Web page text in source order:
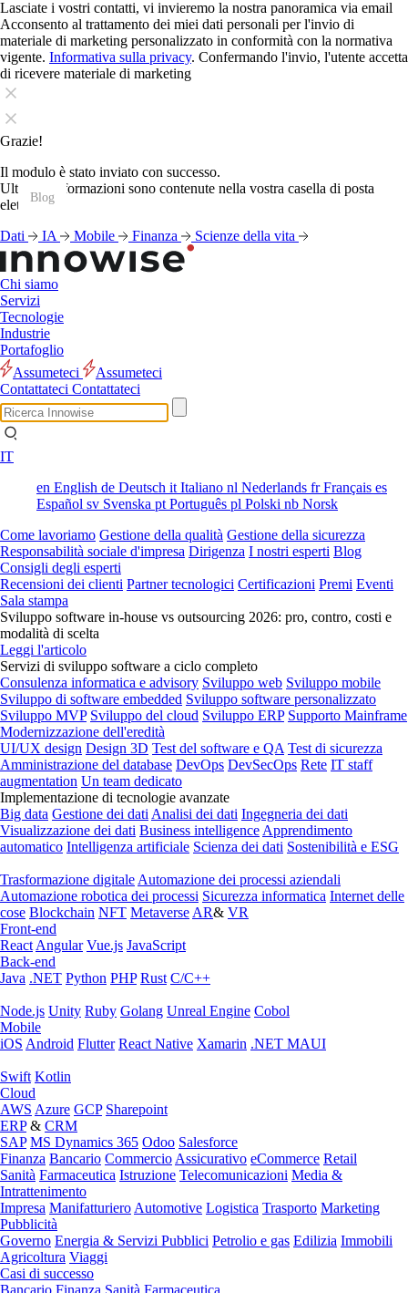
Lasciate i vostri contatti, vi invieremo la nostra panoramica via email
Acconsento al trattamento dei miei dati personali per l'invio di
materiale di marketing personalizzato in conformità con la normativa
vigente. Informativa sulla privacy. Confermando l'invio, l'utente accetta
di ricevere materiale di marketing
Grazie!
Il modulo è stato inviato con successo.
Ulteriori informazioni sono contenute nella vostra casella di posta
elettronica.
Dati
IA Mobile Finanza Scienze della vita
Chi siamo
Servizi
Tecnologie
Industrie
Portafoglio
Assumeteci
Assumeteci
Contattateci Contattateci
IT
en English de Deutsch it Italiano nl Nederlands frFrançais es
Español sv Svenska pt Português pl Polski nb Norsk
Come lavoriamo Gestione della qualità Gestione della sicurezza
Responsabilità sociale d'impresa Dirigenza I nostri esperti Blog
Consigli degli esperti
Recensioni dei clienti Partner tecnologici Certificazioni Premi Eventi
Sala stampa
Sviluppo software in-house vs outsourcing 2026: pro, contro, costi e
modalità di scelta
Leggi l'articolo
Servizi di sviluppo software a ciclo completo
Consulenza informatica e advisory Sviluppo web Sviluppo mobile
Sviluppo di software embedded Sviluppo software personalizzato
Sviluppo MVP Sviluppo del cloud Sviluppo ERP Supporto Mainframe
Modernizzazione dell'eredità
UI/UX design Design 3D Test del software e QA Test di sicurezza
Amministrazione del database DevOps DevSecOps Rete IT staff
augmentation Un team dedicato
Implementazione di tecnologie avanzate
Big data Gestione dei dati Analisi dei dati Ingegneria dei dati
Visualizzazione dei dati Business intelligence Apprendimento
automatico Intelligenza artificiale Scienza dei dati Sostenibilità e ESG
Trasformazione digitale Automazione dei processi aziendali
Automazione robotica dei processi Sicurezza informatica Internet delle
cose Blockchain NFT Metaverse AR& VR
Front-end
React Angular Vue.js JavaScript
Back-end
Java .NET Python PHP Rust C/C++
Node.js Unity Ruby Golang Unreal Engine Cobol
Mobile
iOS Android Flutter React Native Xamarin .NET MAUI
Swift Kotlin
Cloud
AWS Azure GCP Sharepoint
ERP& CRM
SAP MS Dynamics 365 Odoo Salesforce
Finanza Bancario Commercio Assicurativo eCommerce Retail
Sanità Farmaceutica Istruzione Telecomunicazioni Media &
Intrattenimento
Impresa Manifatturiero Automotive Logistica Trasporto Marketing
Pubblicità
Governo Energia & Servizi Pubblici Petrolio e gas Edilizia Immobili
Agricoltura Viaggi
Casi di successo
Bancario Finanza Sanità Farmaceutica
Blog
Blog
Blog
Blog
Blog
Blog
Blog
Blog
Blog
Blog
Blog
Blog